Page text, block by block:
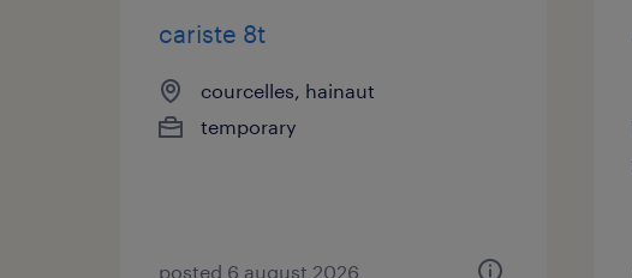
cariste 8t
courcelles, hainaut
temporary
posted 6 august 2026